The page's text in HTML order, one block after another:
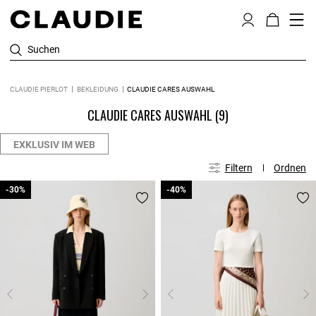
Suchen
CLAUDIE PIERLOT BEKLEIDUNG CLAUDIE CARES AUSWAHL
CLAUDIE CARES AUSWAHL (9)
EXKLUSIV IM WEB
Filtern Ordnen
-30%
-30% -40%
-40%